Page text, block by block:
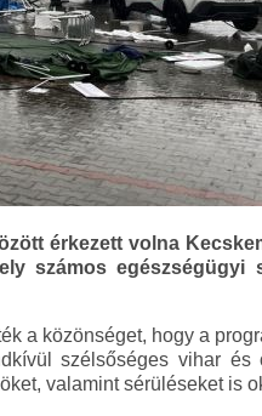
érkezett volna
számos
a közönséget, hogy a
szélsőséges vihar és
valamint sérüléseket is